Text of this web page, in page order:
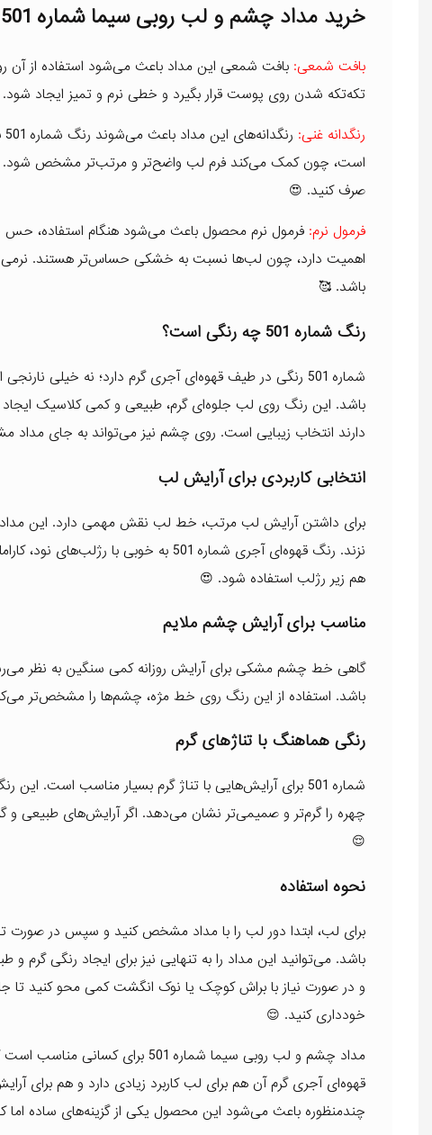
خرید مداد چشم و لب روبی سیما شماره 501
بافت شمعی: بافت شمعی این مداد باعث می‌شود استفاده از
تکه‌تکه شدن روی پوست قرار بگیرد و خطی نرم و تمیز ایجاد
رنگدانه غنی:
است، چون کمک می‌کند فرم لب واضح‌تر و مرتب‌تر مشخص شود.
صرف کنید. 😍
فرمول نرم: فرمول نرم محصول باعث می‌شود هنگام استفاده،
اهمیت دارد، چون لب‌ها نسبت به خشکی حساس‌تر هستند. نرمی
باشد. 🥰
رنگ شماره 501 چه رنگی است؟
شماره 501 رنگی در طیف قهوه‌ای آجری گرم دارد؛ نه خیلی
باشد. این رنگ روی لب جلوه‌ای گرم، طبیعی و کمی کلاسیک ایجاد
دارند انتخاب زیبایی است. روی چشم نیز می‌تواند به جای مداد
انتخابی کاربردی برای آرایش لب
برای داشتن آرایش لب مرتب، خط لب نقش مهمی دارد. این
نزند. رنگ قهوه‌ای آجری شماره 501 به
هم زیر رژلب استفاده شود. 😍
مناسب برای آرایش چشم ملایم
گاهی خط چشم مشکی برای آرایش روزانه کمی سنگین به نظر
باشد. استفاده از این رنگ روی خط مژه، چشم‌ها را مشخص‌تر
رنگی هماهنگ با تناژهای گرم
شماره 501 برای آرایش‌هایی با تناژ گرم بسیار مناسب
چهره را گرم‌تر و صمیمی‌تر نشان می‌دهد. اگر آرایش‌های طبیعی و
😌
نحوه استفاده
برای لب، ابتدا دور لب را با مداد مشخص کنید و سپس در صورت
باشد. می‌توانید این مداد را به تنهایی نیز برای ایجاد رنگی
و در صورت نیاز با براش کوچک یا نوک انگشت کمی محو کنید تا
خودداری کنید. 😌
مداد چشم و لب روبی سیما شماره
قهوه‌ای آجری گرم آن هم برای لب کاربرد زیادی دارد و هم برای
چندمنظوره باعث می‌شود این محصول یکی از گزینه‌های ساده اما